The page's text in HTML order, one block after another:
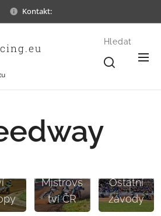
Kontakt:
Hledat
Mistrovs
tví ČR
Ostatní
závody